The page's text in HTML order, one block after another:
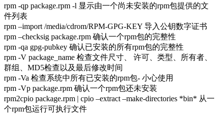
rpm -qp package.rpm -l 显示由一个尚未安装的rpm包提供的文
件列表
rpm –import /media/cdrom/RPM-GPG-KEY 导入公钥数字证书
rpm –checksig package.rpm 确认一个rpm包的完整性
rpm -qa gpg-pubkey 确认已安装的所有rpm包的完整性
rpm -V package_name 检查文件尺寸、 许可、类型、所有者、
群组、MD5检查以及最后修改时间
rpm -Va 检查系统中所有已安装的rpm包- 小心使用
rpm -Vp package.rpm 确认一个rpm包还未安装
rpm2cpio package.rpm | cpio –extract –make-directories *bin* 从一
个rpm包运行可执行文件